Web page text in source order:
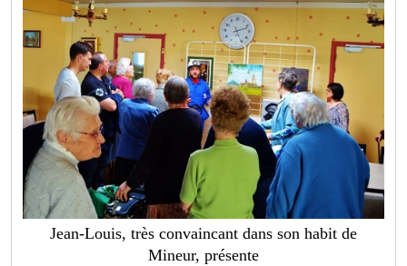
Jean-Louis, très convaincant dans son habit de
Mineur, présente